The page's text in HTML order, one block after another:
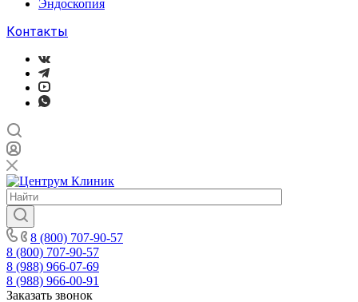
Эндоскопия
Контакты
8 (800) 707-90-57
8 (800) 707-90-57
8 (988) 966-07-69
8 (988) 966-00-91
Заказать звонок